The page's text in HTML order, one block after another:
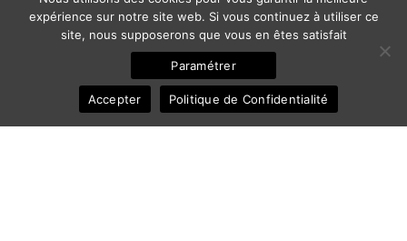
expérience sur notre site web. Si vous continuez à utiliser ce
site, nous supposerons que vous en êtes satisfait
Paramétrer
Accepter Politique de Confidentialité